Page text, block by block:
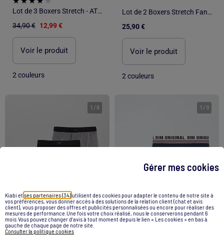
Gérer mes cookies
Kiabi etses partenaires (34)utilisent des cookies pour adapter le contenu de notre site à
vos préférences, vous donner accès à des solutions de la relation client (chat et avis
client), vous proposer des offres et publicités personnalisées ou encore pour réaliser des
mesures de performance.Une fois votre choix réalisé, nous le conserverons pendant 6
mois.Vous pouvez changer d’avis à tout moment depuis le lien « Les cookies » en bas à
gauche de chaque page de notre site.
Consulter la politique cookies
Lot de 3 Boxers Stretch - ATLAS FOR MEN
34,90 € 12,99 €
Voir le produit
2 couleurs
Lot de 2 Boxers Stretch Fantaisie - ATLAS FOR MEN
25,90 €
Voir le produit
2 couleurs
1 / 8 1 / 3